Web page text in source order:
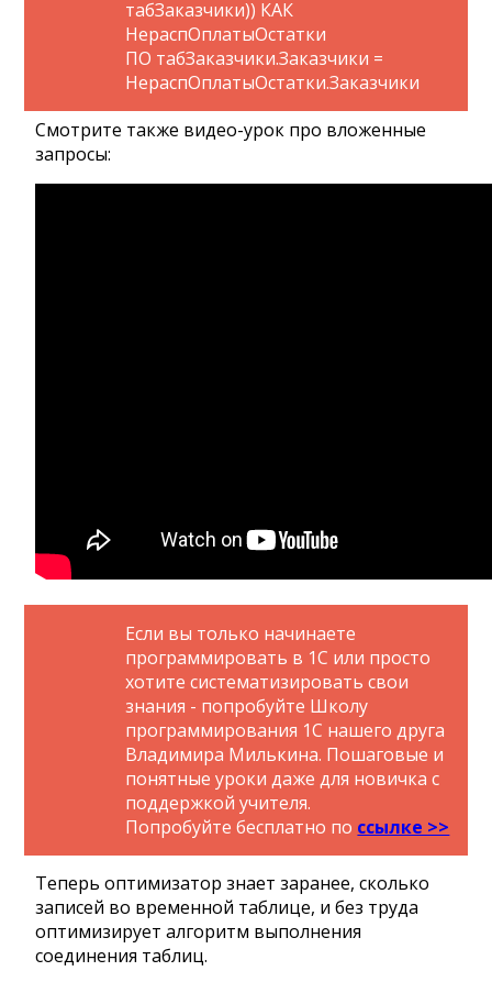
табЗаказчики)) КАК
НераспОплатыОстатки
ПО табЗаказчики.Заказчики =
НераспОплатыОстатки.Заказчики
Смотрите также видео-урок про вложенные
запросы:
Если вы только начинаете
программировать в 1С или просто
хотите систематизировать свои
знания - попробуйте Школу
программирования 1С нашего друга
Владимира Милькина. Пошаговые и
понятные уроки даже для новичка с
поддержкой учителя.
Попробуйте бесплатно по ссылке >>
Теперь оптимизатор знает заранее, сколько
записей во временной таблице, и без труда
оптимизирует алгоритм выполнения
соединения таблиц.